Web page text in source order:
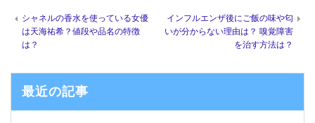
シャネルの香水を使っている女優
は天海祐希？値段や品名の特徴
は？
インフルエンザ後にご飯の味や匂
いが分からない理由は？ 嗅覚障害
を治す方法は？
最近の記事